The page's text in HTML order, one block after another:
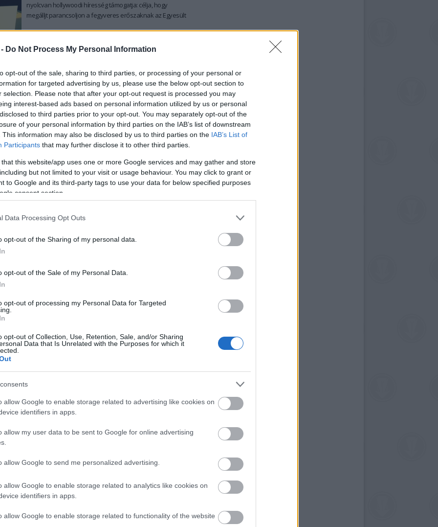
Do Not Process My Personal Information
opt-out of the sale, sharing to third parties, or processing of your personal or
for targeted advertising by us, please use the below opt-out section to
selection. Please note that after your opt-out request is processed you may
interest-based ads based on personal information utilized by us or personal
to third parties prior to your opt-out. You may separately opt-out of the
of your personal information by third parties on the IAB’s list of downstream
This information may also be disclosed by us to third parties on the IAB’s List of
Participants that may further disclose it to other third parties.
that this website/app uses one or more Google services and may gather and store
but not limited to your visit or usage behaviour. You may click to grant or
to Google and its third-party tags to use your data for below specified purposes
consent section.
Data Processing Opt Outs
opt-out of the Sharing of my personal data.
opt-out of the Sale of my Personal Data.
opt-out of processing my Personal Data for Targeted
opt-out of Collection, Use, Retention, Sale, and/or Sharing
Data that Is Unrelated with the Purposes for which it
allow Google to enable storage related to advertising like cookies on
identifiers in apps.
allow my user data to be sent to Google for online advertising
allow Google to send me personalized advertising.
allow Google to enable storage related to analytics like cookies on
identifiers in apps.
allow Google to enable storage related to functionality of the website
nyolcvan hollywoodi hírességtámogatja: célja, hogy
megálljtparancsoljon a fegyveres erőszaknak az Egyesült
botrányfilmje!
2015. 10. 16.|Kultúrpart
Szcientológia, avagy a hit börtöne című film a
Szcientológiai Egyház korábbi tagjainak történetét mutatja
be. Az Oscar-díjas rendező
, Alex Gibney műve szerepelt a
2015-ös Sundance Filmfesztivál
versenyprogramjában. A
film
Lawrence Wright bestsellerkönyve alapján készült.
tovább
2015. 10. 14.| Kultúrpart
RászólhattakDaniel Craigrea Sony filmstúdió vezetői a
színészJames Bondotérintőkritikus megjegyzéseimiatt. A
New York Post Page Six nevű internetes oldala szerint a
be a száját"és fejezze be James Bond
2015. 08. 18. Kultúrpart
forgatókönyvet Ben Kopit írja. A film egyelőre aThe
Íme, a század legnagyobb botránya
legnagyobb botrányáról
Dormer játssza a főszerepet.
Sokáig titkolt magyar botrányok
2015. 04. 12.|Kultúrpart
Kritikustusa
sorozata. A budaiHadikKávéházban április
16-án
a közelmúlt központi jelentőségű botrányairól
beszélgetnek a résztvevők.
tovább